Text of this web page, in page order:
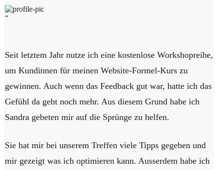
“
Seit letztem Jahr nutze ich eine kostenlose Workshopreihe,
um Kundinnen für meinen Website-Formel-Kurs zu
gewinnen. Auch wenn das Feedback gut war, hatte ich das
Gefühl da geht noch mehr. Aus diesem Grund habe ich
Sandra gebeten mir auf die Sprünge zu helfen.
Sie hat mir bei unserem Treffen viele Tipps gegeben und
mir gezeigt was ich optimieren kann. Ausserdem habe ich